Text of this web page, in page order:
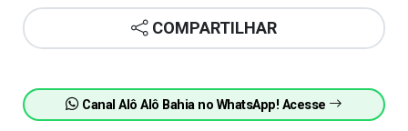
COMPARTILHAR
Canal Alô Alô Bahia no WhatsApp! Acesse